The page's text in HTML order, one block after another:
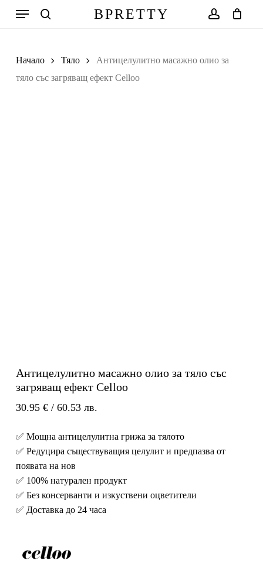
BPRETTY
Меню
Начало Тяло
Антицелулитно масажно олио за
тяло със загряващ ефект Celloo
Антицелулитно масажно олио за тяло със
загряващ ефект Celloo
30.95 €/ 60.53 лв.
✅ Мощна антицелулитна грижа за тялото
✅ Редуцира съществуващия целулит и предпазва от
появата на нов
✅ 100% натурален продукт
✅ Без консерванти и изкуствени оцветители
✅ Доставка до 24 часа